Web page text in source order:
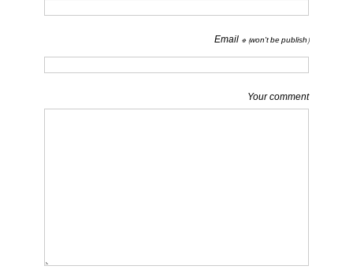
Email * (won't be publish)
Your comment